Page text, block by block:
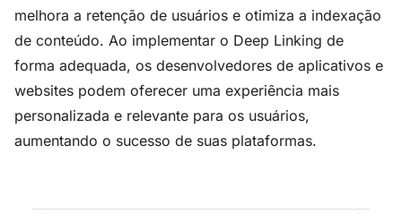
melhora a retenção de usuários e otimiza a indexação
de conteúdo. Ao implementar o Deep Linking de
forma adequada, os desenvolvedores de aplicativos e
websites podem oferecer uma experiência mais
personalizada e relevante para os usuários,
aumentando o sucesso de suas plataformas.